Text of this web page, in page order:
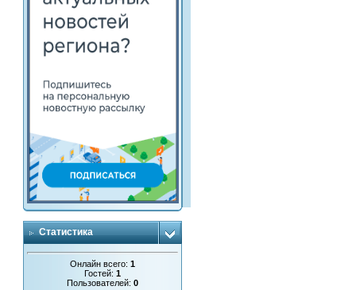
Статистика
Онлайн всего:1
Гостей:1
Пользователей:0